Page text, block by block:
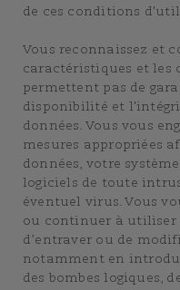
de ces conditions
Vous reconnaissez et
caractéristiques et les
permettent pas de
disponibilité et
données. Vous vous
mesures appropriées
données, votre
logiciels de toute
éventuel virus. Vous
ou continuer à utiliser
d’entraver ou de
notamment en
des bombes logiques,